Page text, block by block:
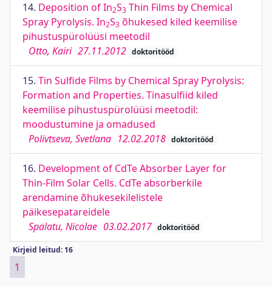
14. Deposition of In2S3 Thin Films by Chemical
Spray Pyrolysis. In2S3 õhukesed kiled keemilise
pihustuspürolüüsi meetodil
Otto, Kairi 27.11.2012 doktoritööd
15. Tin Sulfide Films by Chemical Spray Pyrolysis:
Formation and Properties. Tinasulfiid kiled
keemilise pihustuspürolüüsi meetodil:
moodustumine ja omadused
Polivtseva, Svetlana 12.02.2018 doktoritööd
16. Development of CdTe Absorber Layer for
Thin-Film Solar Cells. CdTe absorberkile
arendamine õhukesekilelistele
päikesepatareidele
Spalatu, Nicolae 03.02.2017 doktoritööd
Kirjeid leitud: 16
1